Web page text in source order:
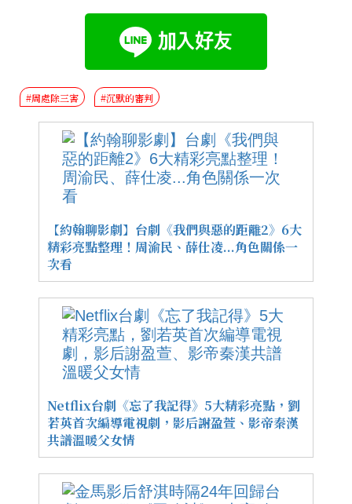
#周處除三害 #沉默的審判
【約翰聊影劇】台劇《我們與惡的距離2》6大
精彩亮點整理！周渝民、薛仕凌...角色關係一
次看
Netflix台劇《忘了我記得》5大精彩亮點，劉
若英首次編導電視劇，影后謝盈萱、影帝秦漢
共譜溫暖父女情